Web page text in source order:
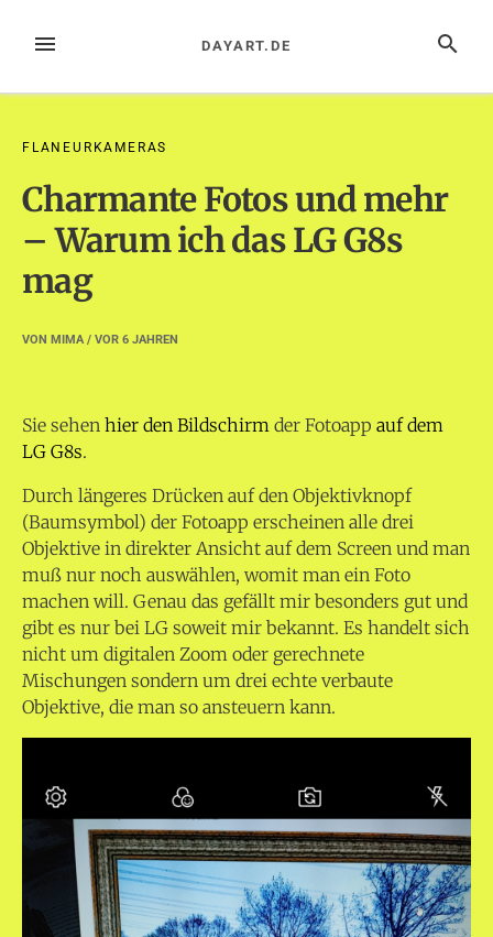
InhaltMENÜ SUCHE
DAYART.DE
FLANEURKAMERAS
Charmante Fotos und mehr
– Warum ich das LG G8s
mag
VON MIMA/ VOR 6 JAHREN
Sie sehen hier den Bildschirm der Fotoapp auf dem
LG G8s.
Durch längeres Drücken auf den Objektivknopf
(Baumsymbol) der Fotoapp erscheinen alle drei
Objektive in direkter Ansicht auf dem Screen und man
muß nur noch auswählen, womit man ein Foto
machen will. Genau das gefällt mir besonders gut und
gibt es nur bei LG soweit mir bekannt. Es handelt sich
nicht um digitalen Zoom oder gerechnete
Mischungen sondern um drei echte verbaute
Objektive, die man so ansteuern kann.